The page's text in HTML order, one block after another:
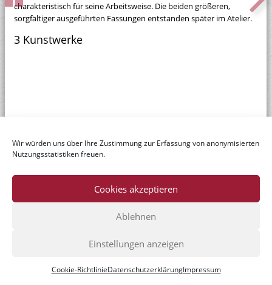
Wir würden uns über Ihre Zustimmung zur Erfassung von anonymisierten
Nutzungsstatistiken freuen.
Cookies akzeptieren
Ablehnen
Einstellungen anzeigen
Cookie-RichtlinieDatenschutzerklärungImpressum
charakteristisch für seine Arbeitsweise. Die beiden größeren,
sorgfältiger ausgeführten Fassungen entstanden später im Atelier.
3 Kunstwerke